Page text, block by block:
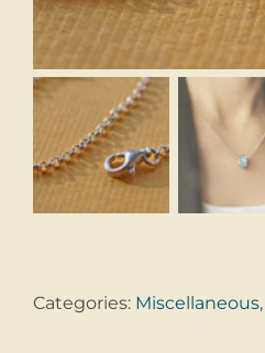
Categories: Miscellaneous,